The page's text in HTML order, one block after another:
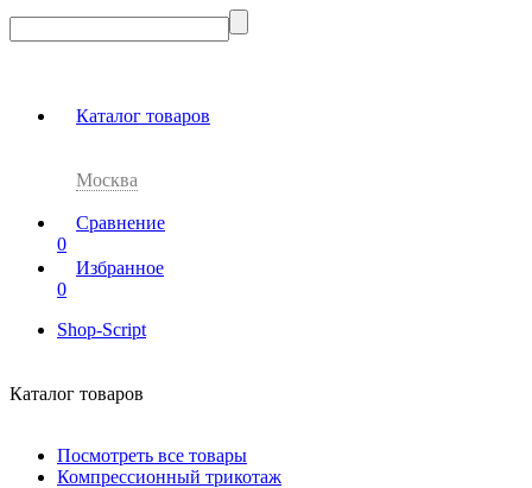
Каталог товаров
Москва
Сравнение
0
Избранное
0
Shop-Script
Каталог товаров
Посмотреть все товары
Компрессионный трикотаж